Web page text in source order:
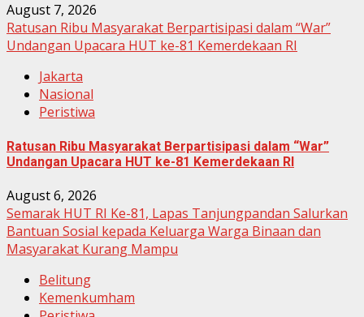
August 7, 2026
Ratusan Ribu Masyarakat Berpartisipasi dalam “War”
Undangan Upacara HUT ke-81 Kemerdekaan RI
Jakarta
Nasional
Peristiwa
Ratusan Ribu Masyarakat Berpartisipasi dalam “War”
Undangan Upacara HUT ke-81 Kemerdekaan RI
August 6, 2026
Semarak HUT RI Ke-81, Lapas Tanjungpandan Salurkan
Bantuan Sosial kepada Keluarga Warga Binaan dan
Masyarakat Kurang Mampu
Belitung
Kemenkumham